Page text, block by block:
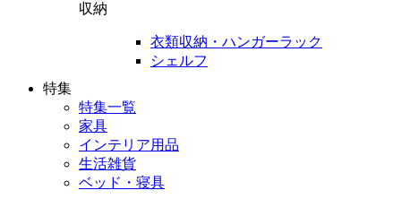
収納
衣類収納・ハンガーラック
シェルフ
特集
特集一覧
家具
インテリア用品
生活雑貨
ベッド・寝具